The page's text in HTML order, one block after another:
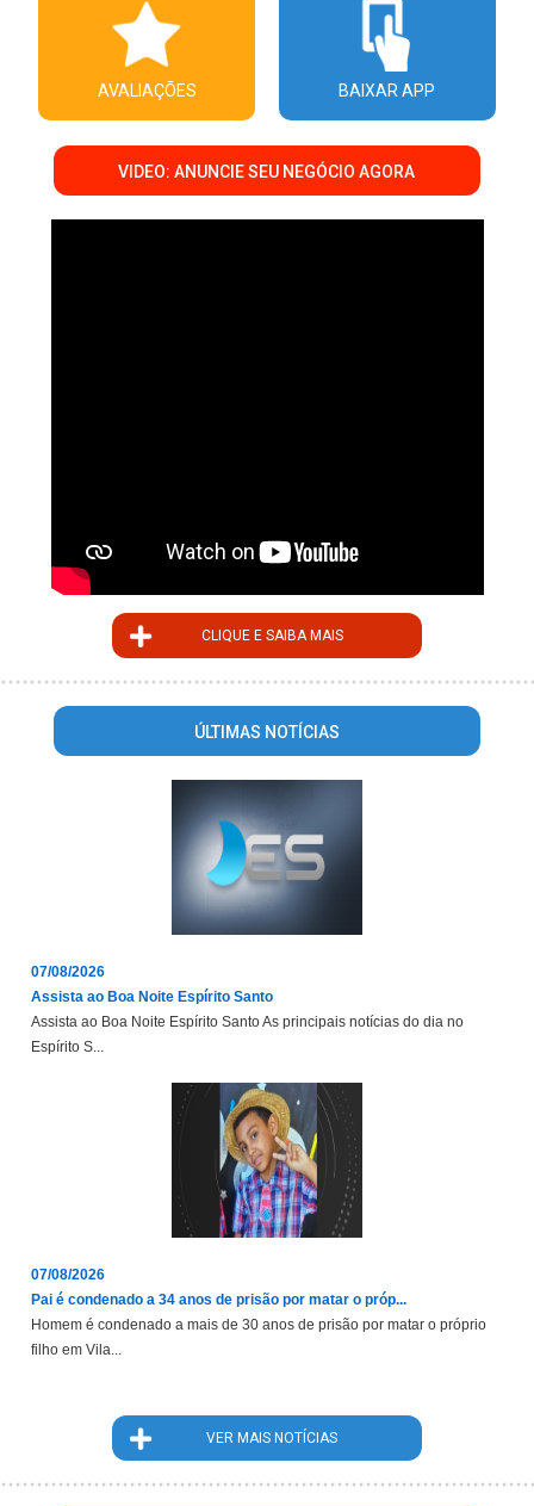
AVALIAÇÕES BAIXAR APP
VIDEO: ANUNCIE SEU NEGÓCIO AGORA
CLIQUE E SAIBA MAIS
ÚLTIMAS NOTÍCIAS
07/08/2026
Assista ao Boa Noite Espírito Santo
Assista ao Boa Noite Espírito Santo As principais notícias do dia no
Espírito S...
07/08/2026
Pai é condenado a 34 anos de prisão por matar o próp...
Homem é condenado a mais de 30 anos de prisão por matar o próprio
filho em Vila...
VER MAIS NOTÍCIAS